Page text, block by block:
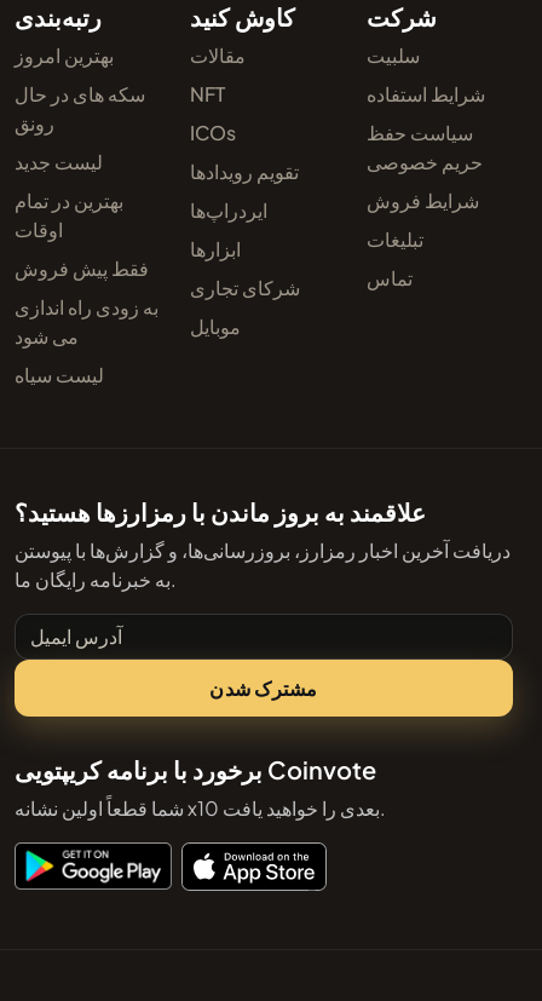
رتبه‌بندی
بهترین امروز
سکه های در حال
رونق
لیست جدید
بهترین در تمام
اوقات
فقط پیش فروش
به زودی راه اندازی
می شود
لیست سیاه
کاوش کنید
مقالات
NFT
ICOs
تقویم رویدادها
ایردراپ‌ها
ابزارها
شرکای تجاری
موبایل
شرکت
سلبیت
شرایط استفاده
سیاست حفظ
حریم خصوصی
شرایط فروش
تبلیغات
تماس
علاقمند به بروز ماندن با رمزارزها هستید؟
دریافت آخرین اخبار رمزارز، بروزرسانی‌ها، و گزارش‌ها با پیوستن
به خبرنامه رایگان ما.
آدرس ایمیل
مشترک شدن
برخورد با برنامه کریپتویی Coinvote
شما قطعاً اولین نشانه x10 بعدی را خواهید یافت.